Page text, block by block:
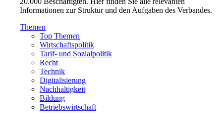
Informationen zur Struktur und den Aufgaben des Verbandes.
Themen
Top Themen
Wirtschaftspolitik
Tarif- und Sozialpolitik
Recht
Technik
Digitalisierung
Nachhaltigkeit
Bildung
Betriebswirtschaft